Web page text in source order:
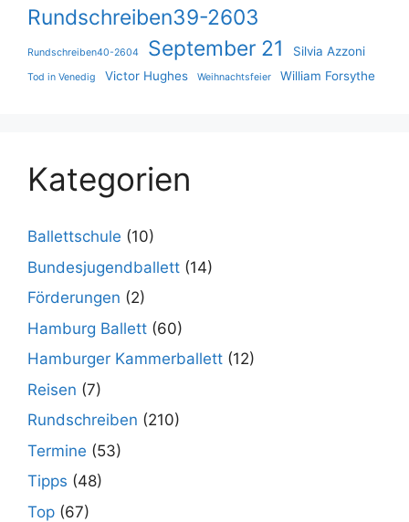
Rundschreiben39-2603
Rundschreiben40-2604 September 21 Silvia Azzoni
Tod in Venedig Victor Hughes Weihnachtsfeier William Forsythe
Kategorien
Ballettschule (10)
Bundesjugendballett (14)
Förderungen (2)
Hamburg Ballett (60)
Hamburger Kammerballett (12)
Reisen (7)
Rundschreiben (210)
Termine (53)
Tipps (48)
Top (67)